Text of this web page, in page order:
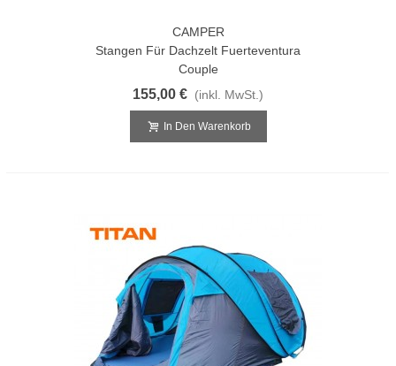
CAMPER
Stangen Für Dachzelt Fuerteventura
Couple
155,00 € (inkl. MwSt.)
In Den Warenkorb